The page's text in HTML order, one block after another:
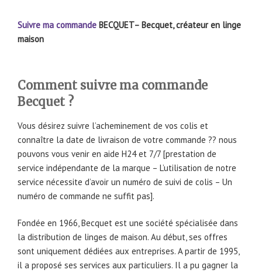
Suivre ma commande BECQUET– Becquet, créateur en linge
maison
Comment suivre ma commande
Becquet ?
Vous désirez suivre l’acheminement de vos colis et
connaître la date de livraison de votre commande ?? nous
pouvons vous venir en aide H24 et 7/7 [prestation de
service indépendante de la marque – L’utilisation de notre
service nécessite d’avoir un numéro de suivi de colis – Un
numéro de commande ne suffit pas].
Fondée en 1966, Becquet est une société spécialisée dans
la distribution de linges de maison. Au début, ses offres
sont uniquement dédiées aux entreprises. A partir de 1995,
il a proposé ses services aux particuliers. Il a pu gagner la